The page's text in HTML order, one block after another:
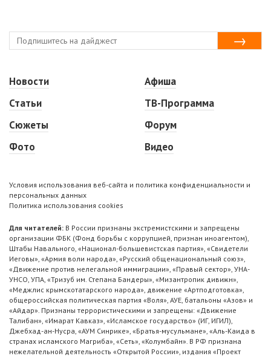
Новости
Статьи
Сюжеты
Фото
Афиша
ТВ-Программа
Форум
Видео
Условия использования веб-сайта и политика конфиденциальности и
персональных данных
Политика использования cookies
Для читателей: В России признаны экстремистскими и запрещены
организации ФБК (Фонд борьбы с коррупцией, признан иноагентом),
Штабы Навального, «Национал-большевистская партия», «Свидетели
Иеговы», «Армия воли народа», «Русский общенациональный союз»,
«Движение против нелегальной иммиграции», «Правый сектор», УНА-
УНСО, УПА, «Тризуб им. Степана Бандеры», «Мизантропик дивижн»,
«Меджлис крымскотатарского народа», движение «Артподготовка»,
общероссийская политическая партия «Воля», АУЕ, батальоны «Азов» и
«Айдар». Признаны террористическими и запрещены: «Движение
Талибан», «Имарат Кавказ», «Исламское государство» (ИГ, ИГИЛ),
Джебхад-ан-Нусра, «АУМ Синрике», «Братья-мусульмане», «Аль-Каида в
странах исламского Магриба», «Сеть», «Колумбайн». В РФ признана
нежелательной деятельность «Открытой России», издания «Проект